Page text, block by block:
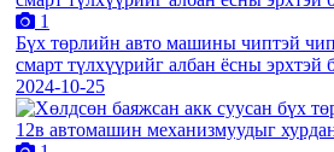
1
Бүх төрлийн авто машины чиптэй
смарт түлхүүрийг албан ёсны эрхтэй
2024-10-25